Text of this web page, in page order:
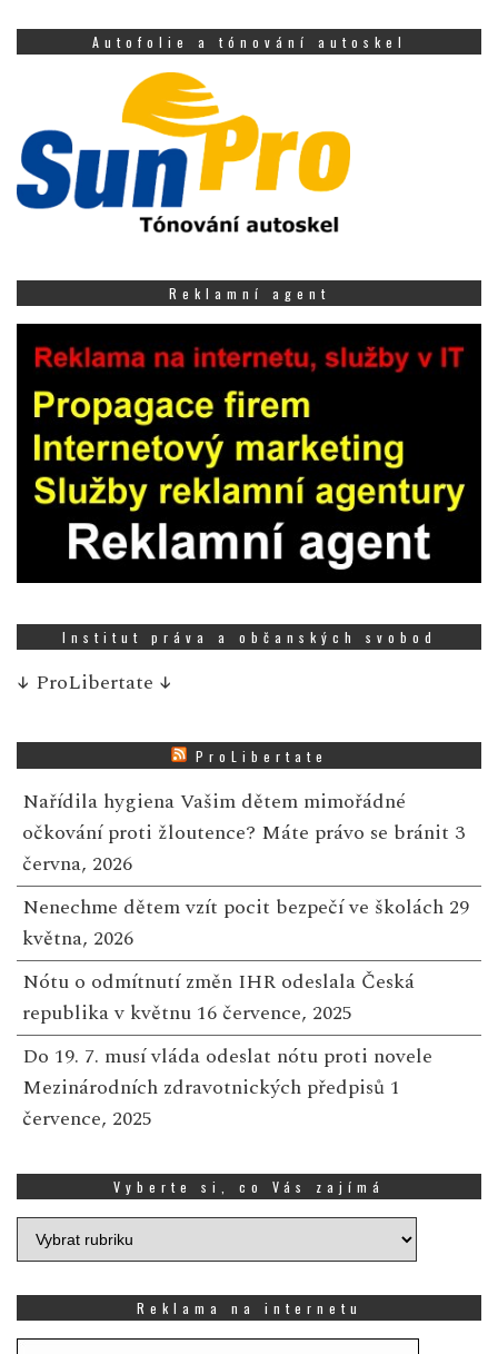
Autofolie a tónování autoskel
Reklamní agent
Institut práva a občanských svobod
↓ ProLibertate ↓
ProLibertate
Nařídila hygiena Vašim dětem mimořádné
očkování proti žloutence? Máte právo se bránit 3
června, 2026
Nenechme dětem vzít pocit bezpečí ve školách 29
května, 2026
Nótu o odmítnutí změn IHR odeslala Česká
republika v květnu 16 července, 2025
Do 19. 7. musí vláda odeslat nótu proti novele
Mezinárodních zdravotnických předpisů 1
července, 2025
Vyberte si, co Vás zajímá
Vyberte
si,
zajímá
Reklama na internetu